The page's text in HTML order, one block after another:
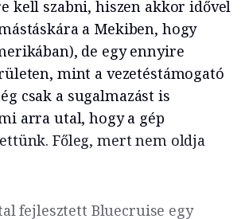
kell szabni, hiszen akkor idővel
a Mekiben, hogy
de egy ennyire
mint a vezetéstámogató
csak a sugalmazást is
arra utal, hogy a gép
Főleg, mert nem oldja
fejlesztett Bluecruise egy